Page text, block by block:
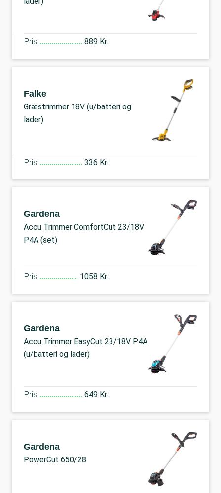
Pris 889 Kr.
Falke
Græstrimmer 18V (u/batteri og
lader)
Pris 336 Kr.
Gardena
Accu Trimmer ComfortCut 23/18V
P4A (set)
Pris 1058 Kr.
Gardena
Accu Trimmer EasyCut 23/18V P4A
(u/batteri og lader)
Pris 649 Kr.
Gardena
PowerCut 650/28